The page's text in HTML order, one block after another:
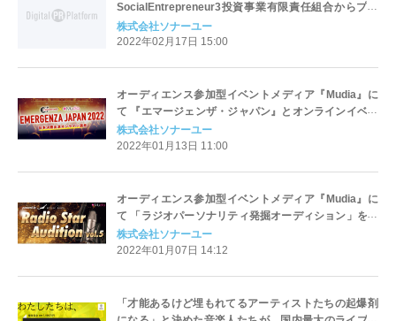
SocialEntrepreneur3投資事業有限責任組合からプレ
シリーズAの資金調達を実施
株式会社ソナーユー
2022年02月17日 15:00
オーディエンス参加型イベントメディア『Mudia』に
て 『エマージェンザ・ジャパン』とオンラインイベン
トを開催
株式会社ソナーユー
2022年01月13日 11:00
オーディエンス参加型イベントメディア『Mudia』に
て 「ラジオパーソナリティ発掘オーディション」を開
催
株式会社ソナーユー
2022年01月07日 14:12
「才能あるけど埋もれてるアーティストたちの起爆剤